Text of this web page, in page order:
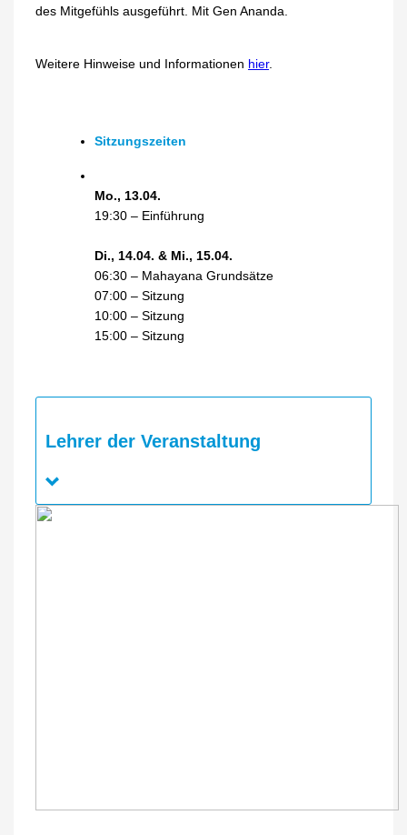
des Mitgefühls ausgeführt. Mit Gen Ananda.
Weitere Hinweise und Informationen hier.
Sitzungszeiten
Mo., 13.04.
19:30 – Einführung
Di., 14.04. & Mi., 15.04.
06:30 – Mahayana Grundsätze
07:00 – Sitzung
10:00 – Sitzung
15:00 – Sitzung
Lehrer der Veranstaltung